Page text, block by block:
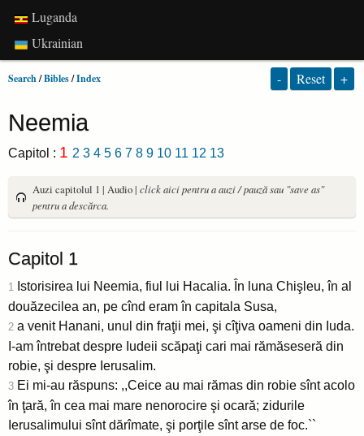
Luganda
Ukrainian
Search/Bibles/Index - Reset +
Neemia
Capitol : 1 2 3 4 5 6 7 8 9 10 11 12 13
Auzi capitolul 1 | Audio | click aici pentru a auzi / pauză sau "save as"
pentru a descărca.
Capitol 1
1
Istorisirea lui Neemia, fiul lui Hacalia. În luna Chişleu, în al
douăzecilea an, pe cînd eram în capitala Susa,
2 a venit Hanani, unul din fraţii mei, şi cîţiva oameni din Iuda.
I-am întrebat despre Iudeii scăpaţi cari mai rămăseseră din
robie, şi despre Ierusalim.
3 Ei mi-au răspuns: ,,Ceice au mai rămas din robie sînt acolo
în ţară, în cea mai mare nenorocire şi ocară; zidurile
Ierusalimului sînt dărîmate, şi porţile sînt arse de foc.``